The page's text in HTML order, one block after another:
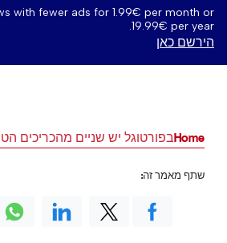
with fewer ads for 1.99€ per month or
19.99€ per year.
הירשם כאן
Homeבפורטוגל יש שניים מהכריכים
שתף מאמר זה: